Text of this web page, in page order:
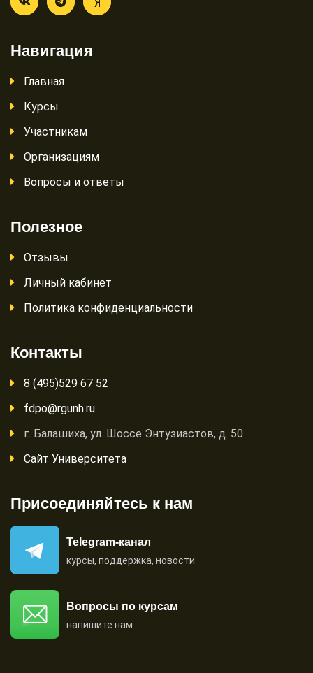
Навигация
Главная
Курсы
Участникам
Организациям
Вопросы и ответы
Полезное
Отзывы
Личный кабинет
Политика конфиденциальности
Контакты
8 (495)529 67 52
fdpo@rgunh.ru
г. Балашиха, ул. Шоссе Энтузиастов, д. 50
Сайт Университета
Присоединяйтесь к нам
Telegram-канал
курсы, поддержка, новости
Вопросы по курсам
напишите нам